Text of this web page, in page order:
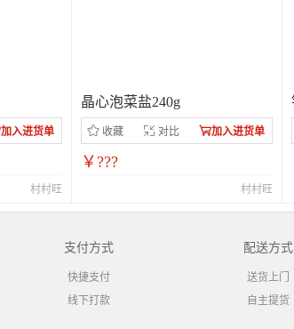
加入进货单
村村旺
晶心泡菜盐240g
收藏 对比 加入进货单
￥???
村村旺
支付方式
快捷支付
线下打款
配送方式
送货上门
自主提货